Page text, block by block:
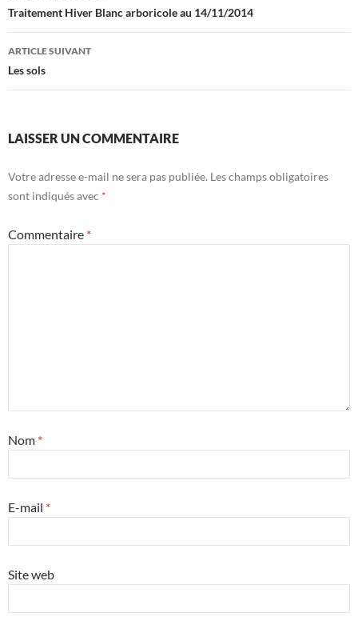
des
articles
Traitement Hiver Blanc arboricole au 14/11/2014
ARTICLE SUIVANT
Les sols
LAISSER UN COMMENTAIRE
Votre adresse e-mail ne sera pas publiée. Les champs obligatoires
sont indiqués avec *
Commentaire *
Nom *
E-mail *
Site web